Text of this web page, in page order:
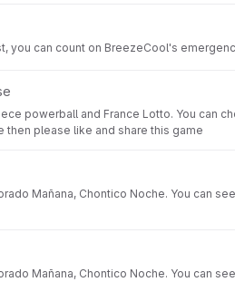
you can count on BreezeCool's
powerball and France Lotto. You can
then please like and share this game
Mañana, Chontico Noche. You can
Mañana, Chontico Noche. You can